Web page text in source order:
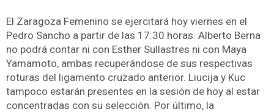
El Zaragoza Femenino se ejercitará hoy viernes en el
Pedro Sancho a partir de las 17:30 horas. Alberto Berna
no podrá contar ni con Esther Sullastres ni con Maya
Yamamoto, ambas recuperándose de sus respectivas
roturas del ligamento cruzado anterior. Liucija y Kuc
tampoco estarán presentes en la sesión de hoy al estar
concentradas con su selección. Por último, la